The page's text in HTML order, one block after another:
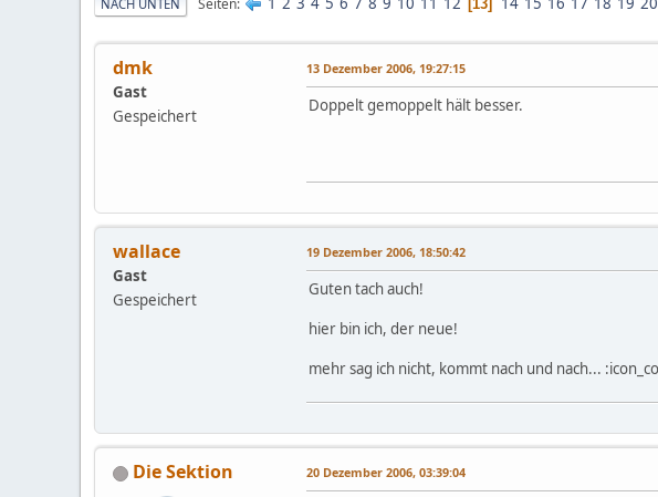
NACH UNTEN 13
dmk
Gast
Gespeichert
13 Dezember 2006, 19:27:15
Doppelt gemoppelt hält besser.
wallace
Gast
Gespeichert
19 Dezember 2006, 18:50:42
Guten tach auch!
hier bin ich, der neue!
mehr sag ich nicht, kommt nach und nach...
Die Sektion 20 Dezember 2006, 03:39:04